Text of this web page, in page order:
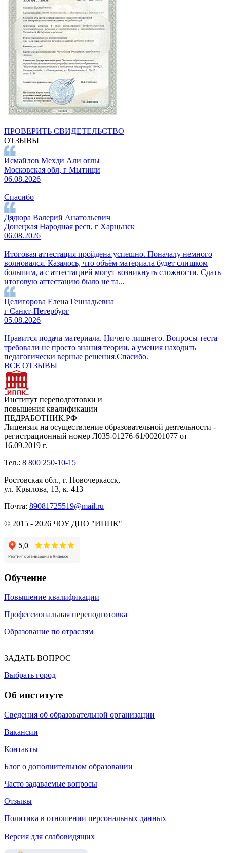
ПРОВЕРИТЬ СВИДЕТЕЛЬСТВО
ОТЗЫВЫ
Исмайлов Мехди Али оглы
Московская обл, г Мытищи
06.08.2026
Спасибо
Дядюра Валерий Анатольевич
Донецкая Народная респ, г Харцызск
06.08.2026
Итоговая аттестация пройдена успешно. Поначалу немного
волновался. Казалось, что объём материала будет слишком
большим, а с аттестацией могут возникнуть сложности. Сдать
итоговую аттестацию было не та...
Целигорова Елена Геннадьевна
г Санкт-Петербург
05.08.2026
Нравится подача материала. Ничего лишнего. Вопросы теста
требовали не просто знания теории, а умения находить
педагогически верные решения.Спасибо.
ВСЕ ОТЗЫВЫ
Институт переподготовки и
повышения квалификации
ПЕДРАБОТНИК.РФ
Лицензия на осуществление образовательной деятельности -
регистрационный номер Л035-01276-61/00201077 от
16.09.2019 г.
Тел.: 8 800 250-10-15
Ростовская обл., г. Новочеркасск,
ул. Крылова, 13, к. 413
Почта: 89081725519@mail.ru
© 2015 - 2026 ЧОУ ДПО "ИППК"
Обучение
Повышение квалификации
Профессиональная переподготовка
Образование по отраслям
ЗАДАТЬ ВОПРОС
Выбрать город
Об институте
Сведения об образовательной организации
Вакансии
Контакты
Блог о дополнительном образовании
Часто задаваемые вопросы
Отзывы
Политика в отношении персональных данных
Версия для слабовидящих